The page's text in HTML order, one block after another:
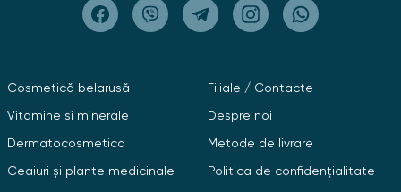
Cosmetică belarusă
Vitamine si minerale
Dermatocosmetica
Ceaiuri și plante medicinale
Filiale / Contacte
Despre noi
Metode de livrare
Politica de confidențialitate